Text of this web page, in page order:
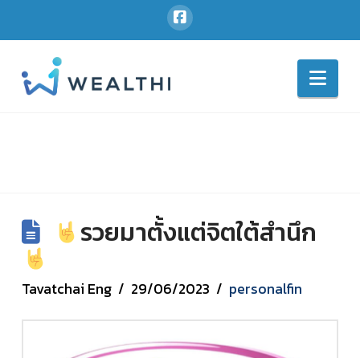
รวยมาตั้งแต่จิตใต้สำนึก
Tavatchai Eng 29/06/2023 personalfin